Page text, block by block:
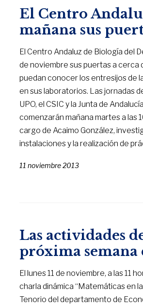
El Centro
mañana sus
El Centro Andaluz de Biología del
de noviembre sus puertas a cerca
puedan conocer los entresijos de
en sus laboratorios. Las jornadas
UPO, el CSIC y la Junta de
comenzarán mañana martes a las
cargo de Acaimo González,
instalaciones y la realización de
11 noviembre 2013
Las actividades
próxima semana
El lunes 11 de noviembre, a las 11
charla dinámica “Matemáticas en
Tenorio del departamento de